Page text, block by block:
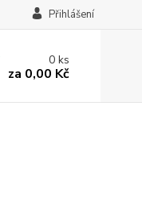
Přihlášení
0ks
za 0,00 Kč